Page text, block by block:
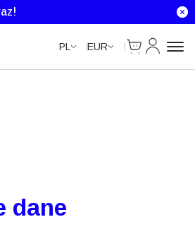
PL EUR
Cart
Moje
dane